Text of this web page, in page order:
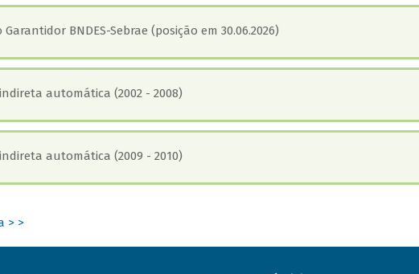
BNDES-Sebrae (posição em 30.06.2026)
automática (2002 - 2008)
automática (2009 - 2010)
> >